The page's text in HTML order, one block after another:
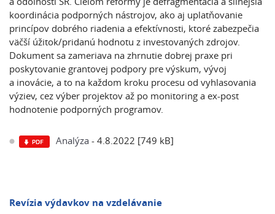
koordinácia podporných nástrojov, ako aj uplatňovanie
princípov dobrého riadenia a efektívnosti, ktoré zabezpečia
väčší úžitok/pridanú hodnotu z investovaných zdrojov.
Dokument sa zameriava na zhrnutie dobrej praxe pri
poskytovanie grantovej podpory pre výskum, vývoj
a inovácie, a to na každom kroku procesu od vyhlasovania
výziev, cez výber projektov až po monitoring a ex-post
hodnotenie podporných programov.
Analýza - 4.8.2022 [749 kB]
Revízia výdavkov na vzdelávanie